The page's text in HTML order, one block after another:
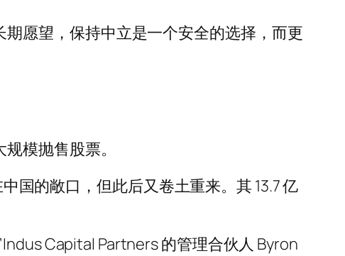
愿望，保持中立是一个安全的选择，而更
模抛售股票。
国的敞口，但此后又卷土重来。其 13.7 亿
Capital Partners 的管理合伙人 Byron